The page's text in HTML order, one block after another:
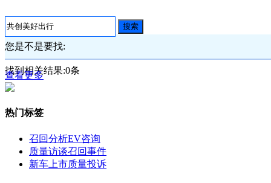
搜索
您是不是要找:
找到相关结果:0条
查看更多
热门标签
召回分析EV咨询
质量访谈召回事件
新车上市质量投诉